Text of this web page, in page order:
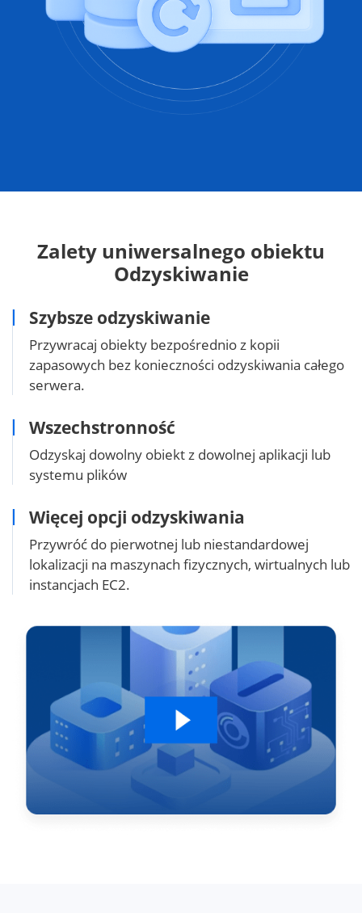
Zalety uniwersalnego obiektu
Odzyskiwanie
Szybsze odzyskiwanie
Przywracaj obiekty bezpośrednio z kopii
zapasowych bez konieczności odzyskiwania całego
serwera.
Wszechstronność
Odzyskaj dowolny obiekt z dowolnej aplikacji lub
systemu plików
Więcej opcji odzyskiwania
Przywróć do pierwotnej lub niestandardowej
lokalizacji na maszynach fizycznych, wirtualnych lub
instancjach EC2.